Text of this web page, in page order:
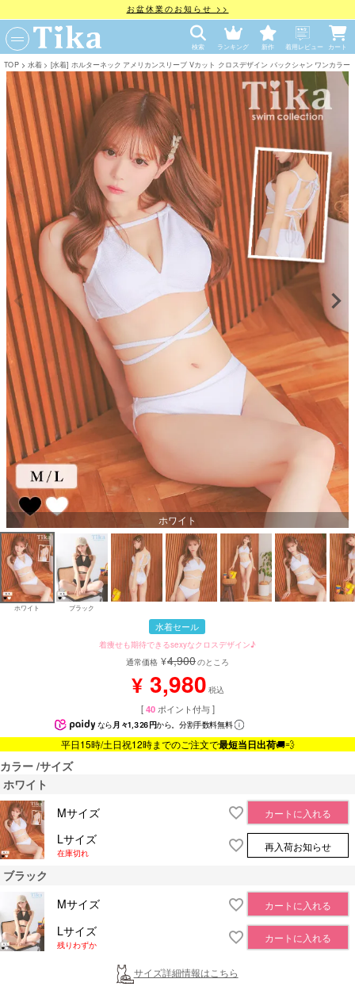
お盆休業のお知らせ >>
検索 ランキング 新作 着用レビュー カート
TOP 水着 [水着] ホルターネック アメリカンスリーブ Vカット クロスデザイン バックシャン ワンカラ
ホワイト
ホワイト ブラック
水着セール
着痩せも期待できるsexyなクロスデザイン♪
通常価格 ¥4,900のところ
¥ 3,980 税込
[ 40 ポイント付与 ]
なら月々1,326円から。分割手数料無料
平日15時/土日祝12時までのご注文で最短当日出荷🚚💨
カラー サイズ
ホワイト
Mサイズ
カートに入れる
Lサイズ
在庫切れ
再入荷お知らせ
ブラック
Mサイズ
カートに入れる
Lサイズ
残りわずか
カートに入れる
サイズ詳細情報はこちら